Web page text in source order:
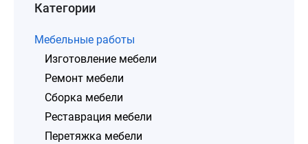
Категории
Мебельные работы
Изготовление мебели
Ремонт мебели
Сборка мебели
Реставрация мебели
Перетяжка мебели